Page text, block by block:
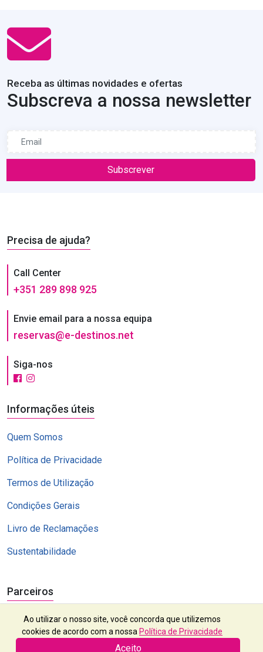
Receba as últimas novidades e ofertas
Subscreva a nossa newsletter
Subscrever
Precisa de ajuda?
Call Center
+351 289 898 925
Envie email para a nossa equipa
reservas@e-destinos.net
Siga-nos
Informações úteis
Quem Somos
Política de Privacidade
Termos de Utilização
Condições Gerais
Livro de Reclamações
Sustentabilidade
Parceiros
Ao utilizar o nosso site, você concorda que utilizemos
cookies de acordo com a nossa Política de Privacidade
Aceito